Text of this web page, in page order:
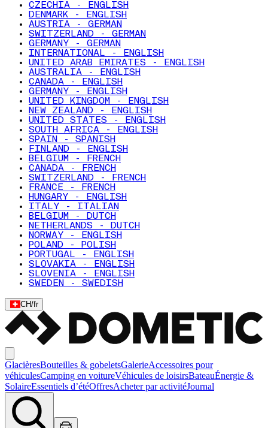
CZECHIA - ENGLISH
DENMARK - ENGLISH
AUSTRIA - GERMAN
SWITZERLAND - GERMAN
GERMANY - GERMAN
INTERNATIONAL - ENGLISH
UNITED ARAB EMIRATES - ENGLISH
AUSTRALIA - ENGLISH
CANADA - ENGLISH
GERMANY - ENGLISH
UNITED KINGDOM - ENGLISH
NEW ZEALAND - ENGLISH
UNITED STATES - ENGLISH
SOUTH AFRICA - ENGLISH
SPAIN - SPANISH
FINLAND - ENGLISH
BELGIUM - FRENCH
CANADA - FRENCH
SWITZERLAND - FRENCH
FRANCE - FRENCH
HUNGARY - ENGLISH
ITALY - ITALIAN
BELGIUM - DUTCH
NETHERLANDS - DUTCH
NORWAY - ENGLISH
POLAND - POLISH
PORTUGAL - ENGLISH
SLOVAKIA - ENGLISH
SLOVENIA - ENGLISH
SWEDEN - SWEDISH
CH/fr
GlacièresBouteilles & gobeletsGalerieAccessoires pour
véhiculesCamping en voitureVéhicules de loisirsBateauÉnergie &
SolaireEssentiels d’étéOffresAcheter par activitéJournal